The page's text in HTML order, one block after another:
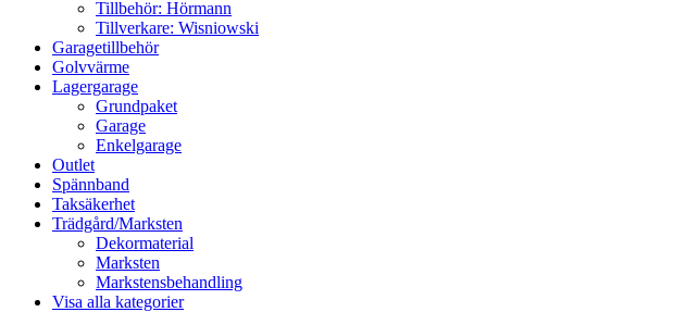
Tillbehör: Hörmann
Tillverkare: Wisniowski
Garagetillbehör
Golvvärme
Lagergarage
Grundpaket
Garage
Enkelgarage
Outlet
Spännband
Taksäkerhet
Trädgård/Marksten
Dekormaterial
Marksten
Markstensbehandling
Visa alla kategorier